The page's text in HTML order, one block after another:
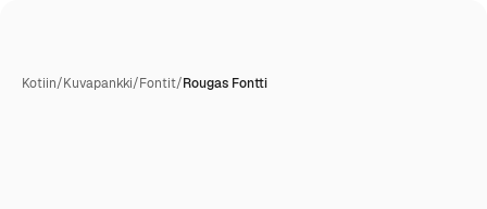
Kotiin/Kuvapankki/Fontit/Rougas Fontti